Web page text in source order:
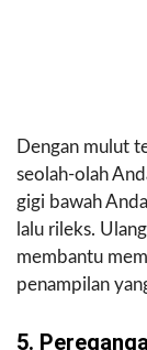
Dengan mulut
seolah-olah
gigi bawah
lalu rileks.
membantu
penampilan
5.